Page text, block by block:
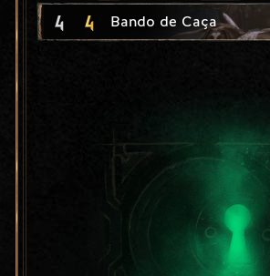
4 4 Bando de Caça